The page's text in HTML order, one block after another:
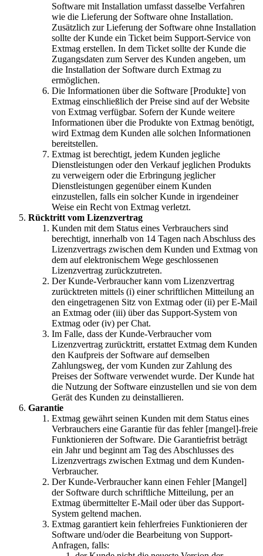
Software mit Installation umfasst dasselbe Verfahren
wie die Lieferung der Software ohne Installation.
Zusätzlich zur Lieferung der Software ohne Installation
sollte der Kunde ein Ticket beim Support-Service von
Extmag erstellen. In dem Ticket sollte der Kunde die
Zugangsdaten zum Server des Kunden angeben, um
die Installation der Software durch Extmag zu
ermöglichen.
Die Informationen über die Software [Produkte] von
Extmag einschließlich der Preise sind auf der Website
von Extmag verfügbar. Sofern der Kunde weitere
Informationen über die Produkte von Extmag benötigt,
wird Extmag dem Kunden alle solchen Informationen
bereitstellen.
Extmag ist berechtigt, jedem Kunden jegliche
Dienstleistungen oder den Verkauf jeglichen Produkts
zu verweigern oder die Erbringung jeglicher
Dienstleistungen gegenüber einem Kunden
einzustellen, falls ein solcher Kunde in irgendeiner
Weise ein Recht von Extmag verletzt.
Rücktritt vom Lizenzvertrag
Kunden mit dem Status eines Verbrauchers sind
berechtigt, innerhalb von 14 Tagen nach Abschluss des
Lizenzvertrags zwischen dem Kunden und Extmag von
dem auf elektronischem Wege geschlossenen
Lizenzvertrag zurückzutreten.
Der Kunde-Verbraucher kann vom Lizenzvertrag
zurücktreten mittels (i) einer schriftlichen Mitteilung an
den eingetragenen Sitz von Extmag oder (ii) per E-Mail
an Extmag oder (iii) über das Support-System von
Extmag oder (iv) per Chat.
Im Falle, dass der Kunde-Verbraucher vom
Lizenzvertrag zurücktritt, erstattet Extmag dem Kunden
den Kaufpreis der Software auf demselben
Zahlungsweg, der vom Kunden zur Zahlung des
Preises der Software verwendet wurde. Der Kunde hat
die Nutzung der Software einzustellen und sie von dem
Gerät des Kunden zu deinstallieren.
Garantie
Extmag gewährt seinen Kunden mit dem Status eines
Verbrauchers eine Garantie für das fehler [mangel]-freie
Funktionieren der Software. Die Garantiefrist beträgt
ein Jahr und beginnt am Tag des Abschlusses des
Lizenzvertrags zwischen Extmag und dem Kunden-
Verbraucher.
Der Kunde-Verbraucher kann einen Fehler [Mangel]
der Software durch schriftliche Mitteilung, per an
Extmag übermittelter E-Mail oder über das Support-
System geltend machen.
Extmag garantiert kein fehlerfreies Funktionieren der
Software und/oder die Bearbeitung von Support-
Anfragen, falls: